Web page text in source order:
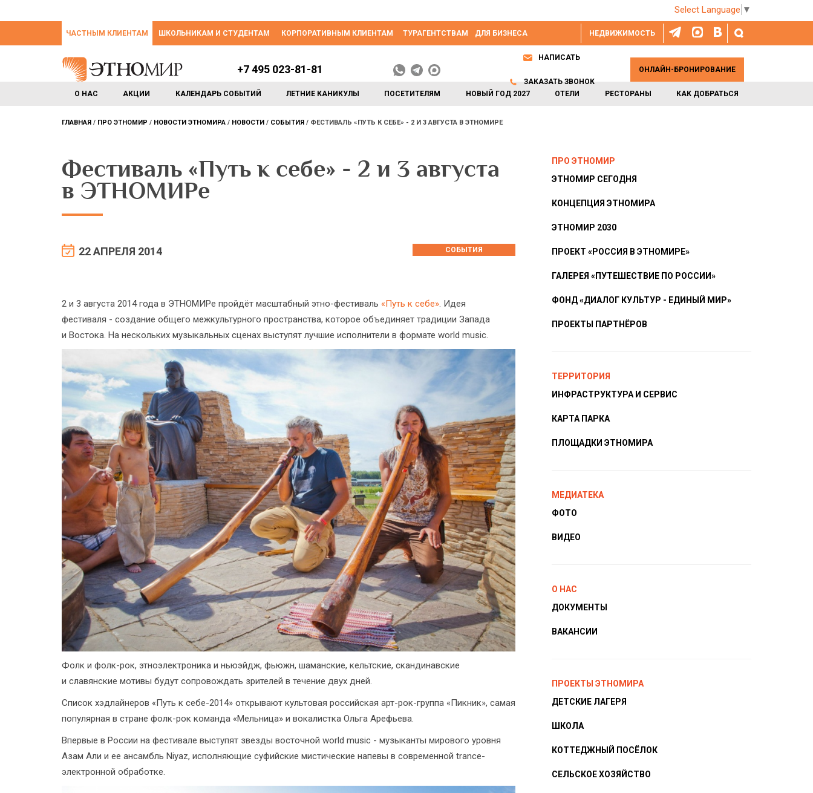
Select Language ▼
НЕДВИЖИМОСТЬ
ЧАСТНЫМ КЛИЕНТАМ ШКОЛЬНИКАМ И СТУДЕНТАМ КОРПОРАТИВНЫМ КЛИЕНТАМ ТУРАГЕНТСТВАМ ДЛЯ БИЗНЕСА
О НАС АКЦИИ КАЛЕНДАРЬ СОБЫТИЙ ЛЕТНИЕ КАНИКУЛЫ ПОСЕТИТЕЛЯМ НОВЫЙ ГОД 2027 ОТЕЛИ РЕСТОРАНЫ КАК ДОБРАТЬСЯ
+7 495 023-81-81
НАПИСАТЬ
ЗАКАЗАТЬ ЗВОНОК
ОНЛАЙН-БРОНИРОВАНИЕ
ГЛАВНАЯ ПРО ЭТНОМИР НОВОСТИ ЭТНОМИРА НОВОСТИ СОБЫТИЯ ФЕСТИВАЛЬ «ПУТЬ К СЕБЕ» - 2 И 3 АВГУСТА В ЭТНОМИРЕ
Фестиваль «Путь к себе» - 2 и 3 августа
в ЭТНОМИРе
22 АПРЕЛЯ 2014 СОБЫТИЯ
2 и 3 августа 2014 года в ЭТНОМИРе пройдёт масштабный этно-фестиваль «Путь к себе». Идея
фестиваля - создание общего межкультурного пространства, которое объединяет традиции Запада
и Востока. На нескольких музыкальных сценах выступят лучшие исполнители в формате world music.
Фолк и фолк-рок, этноэлектроника и ньюэйдж, фьюжн, шаманские, кельтские, скандинавские
и славянские мотивы будут сопровождать зрителей в течение двух дней.
Список хэдлайнеров «Путь к себе-2014» открывают культовая российская арт-рок-группа «Пикник», самая
популярная в стране фолк-рок команда «Мельница» и вокалистка Ольга Арефьева.
Впервые в России на фестивале выступят звезды восточной world music - музыканты мирового уровня
Азам Али и ее ансамбль Niyaz, исполняющие суфийские мистические напевы в современной trance-
электронной обработке.
ПРО ЭТНОМИР
ЭТНОМИР СЕГОДНЯ
КОНЦЕПЦИЯ ЭТНОМИРА
ЭТНОМИР 2030
ПРОЕКТ «РОССИЯ В ЭТНОМИРЕ»
ГАЛЕРЕЯ «ПУТЕШЕСТВИЕ ПО РОССИИ»
ФОНД «ДИАЛОГ КУЛЬТУР - ЕДИНЫЙ МИР»
ПРОЕКТЫ ПАРТНЁРОВ
ТЕРРИТОРИЯ
ИНФРАСТРУКТУРА И СЕРВИС
КАРТА ПАРКА
ПЛОЩАДКИ ЭТНОМИРА
МЕДИАТЕКА
ФОТО
ВИДЕО
О НАС
ДОКУМЕНТЫ
ВАКАНСИИ
ПРОЕКТЫ ЭТНОМИРА
ДЕТСКИЕ ЛАГЕРЯ
ШКОЛА
КОТТЕДЖНЫЙ ПОСЁЛОК
СЕЛЬСКОЕ ХОЗЯЙСТВО